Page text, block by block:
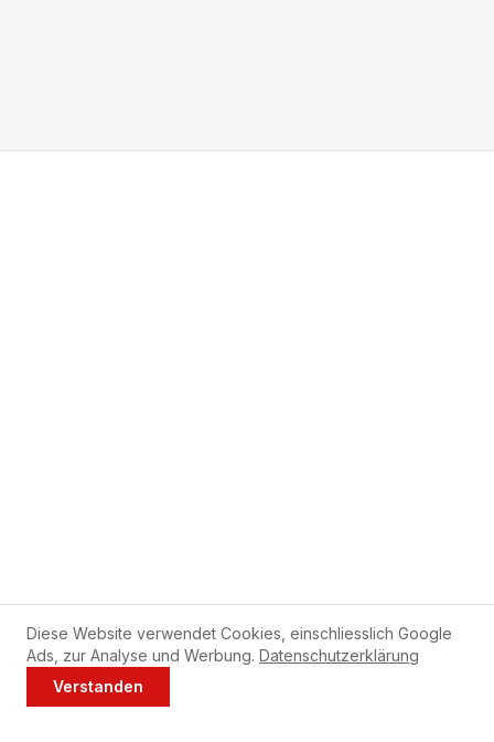
Jetzt anrufen
Diese Website verwendet Cookies, einschliesslich Google
Ads, zur Analyse und Werbung. Datenschutzerklärung
Verstanden